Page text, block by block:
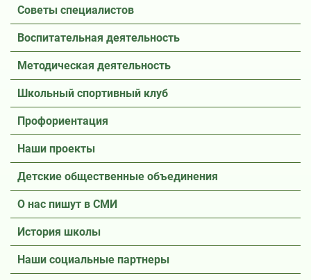
Советы специалистов
Воспитательная деятельность
Методическая деятельность
Школьный спортивный клуб
Профориентация
Наши проекты
Детские общественные объединения
О нас пишут в СМИ
История школы
Наши социальные партнеры